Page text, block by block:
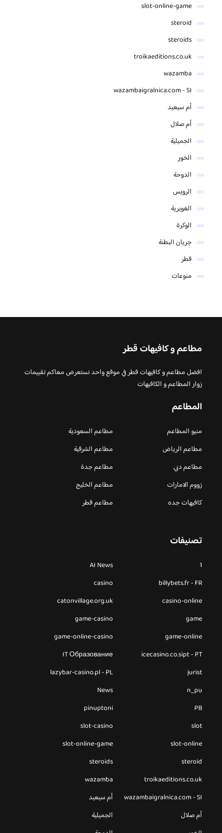
slot-online-game
steroid
steroids
troikaeditions.co.uk
wazamba
wazambaigralnica.com - SI
أم سيعيد
أم صلال
الجميلية
الخور
الدوحة
الرويس
الغويرية
الوكرة
جريان البطنة
قطر
منوعات
مطاعم و كافيهات قطر
افضل مطاعم و كافيهات قطر في موقع واحد نستعرض معاكم تقييمات
زوار المطاعم و الكافيهات
المطاعم
منيو المطاعم
مطاعم السعودية
مطاعم الرياض
مطاعم الشرقية
مطاعم دبي
مطاعم جدة
زووم الامارات
مطاعم الخليج
كافيهات جده
مطاعم قطر
تصنيفات
1
AI News
billybets.fr - FR
casino
casino-online
catonvillage.org.uk
game
game-casino
game-online
game-online-casino
icecasino.co.sipt - PT
IT Образование
jurist
lazybar-casino.pl - PL
n_pu
News
PB
pinuptoni
slot
slot-casino
slot-online
slot-online-game
steroid
steroids
troikaeditions.co.uk
wazamba
wazambaigralnica.com - SI
أم سيعيد
أم صلال
الجميلية